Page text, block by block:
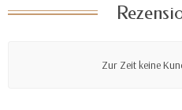
Zur Zeit keine